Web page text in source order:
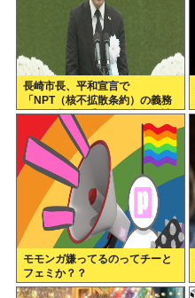
長崎市長、平和宣言で
「NPT（核不拡散条約）の義務
履行を求める重要な一文」を読
み飛ばす痛恨のミス
モモンガ嫌ってるのってチーと
フェミか？？